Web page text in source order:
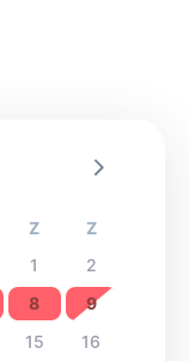
Z
Z
1
2
8
9
15
16